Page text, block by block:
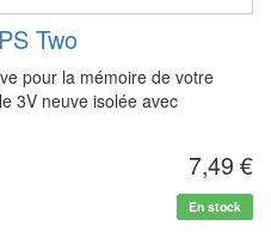
Two
pour la mémoire de votre
3V neuve isolée avec
7,49 €
En stock